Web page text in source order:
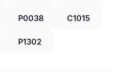
P0038 C1015
P1302